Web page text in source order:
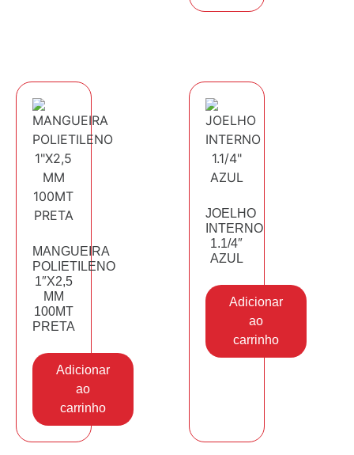
MANGUEIRA
POLIETILENO
1″X2,5
MM
100MT
PRETA
Adicionar
ao
carrinho
JOELHO
INTERNO
1.1/4″
AZUL
Adicionar
ao
carrinho